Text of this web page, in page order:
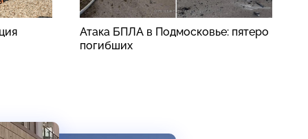
Атака БПЛА в Подмосковье: пятеро
погибших